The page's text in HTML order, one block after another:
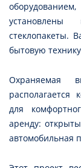
стеклопакеты.
бытовую
Охраняемая
располагается
для
аренду:
автомобильная